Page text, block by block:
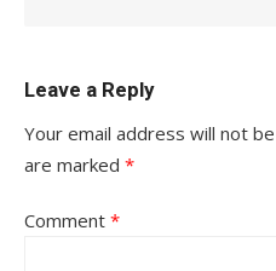
Leave a Reply
Your email address will not
are marked *
Comment *